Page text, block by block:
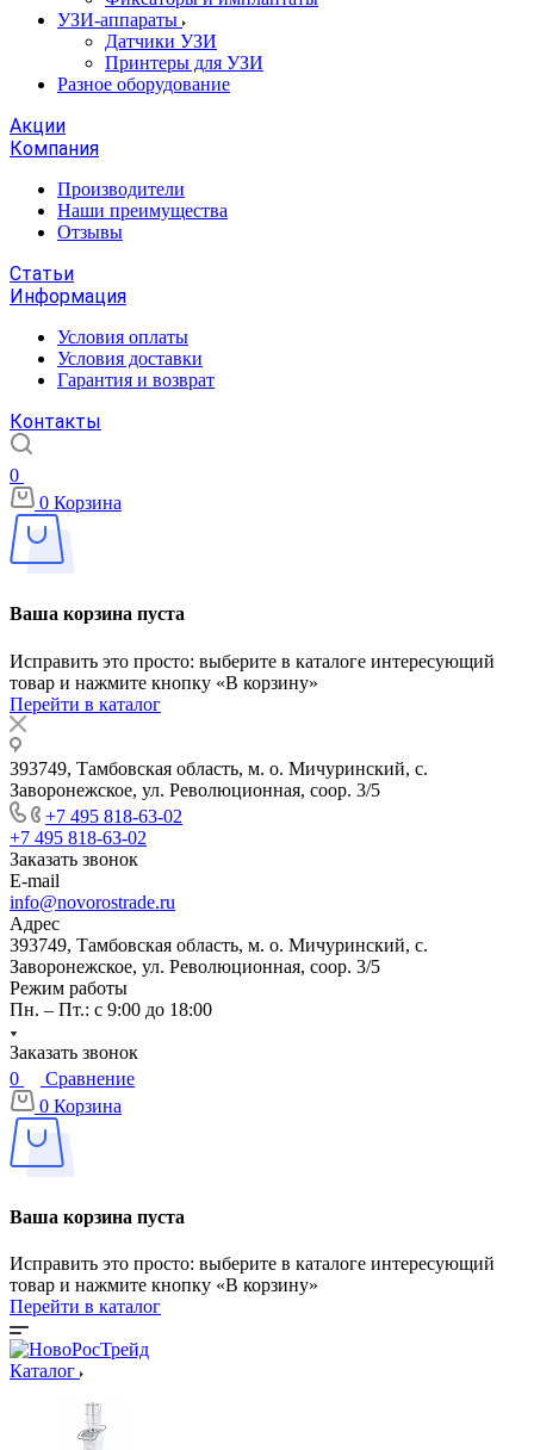
УЗИ-аппараты
Датчики УЗИ
Принтеры для УЗИ
Разное оборудование
Акции
Компания
Производители
Наши преимущества
Отзывы
Статьи
Информация
Условия оплаты
Условия доставки
Гарантия и возврат
Контакты
0
0 Корзина
Ваша корзина пуста
Исправить это просто: выберите в каталоге интересующий
товар и нажмите кнопку «В корзину»
Перейти в каталог
393749, Тамбовская область, м. о. Мичуринский, с.
Заворонежское, ул. Революционная, соор. 3/5
+7 495 818-63-02
+7 495 818-63-02
Заказать звонок
E-mail
info@novorostrade.ru
Адрес
393749, Тамбовская область, м. о. Мичуринский, с.
Заворонежское, ул. Революционная, соор. 3/5
Режим работы
Пн. – Пт.: с 9:00 до 18:00
Заказать звонок
0
Сравнение
0 Корзина
Ваша корзина пуста
Исправить это просто: выберите в каталоге интересующий
товар и нажмите кнопку «В корзину»
Перейти в каталог
Каталог